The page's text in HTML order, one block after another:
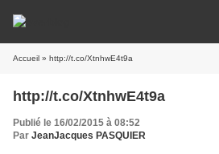
Accueil » http://t.co/XtnhwE4t9a
http://t.co/XtnhwE4t9a
Publié le 16/02/2015 à 08:52
Par JeanJacques PASQUIER